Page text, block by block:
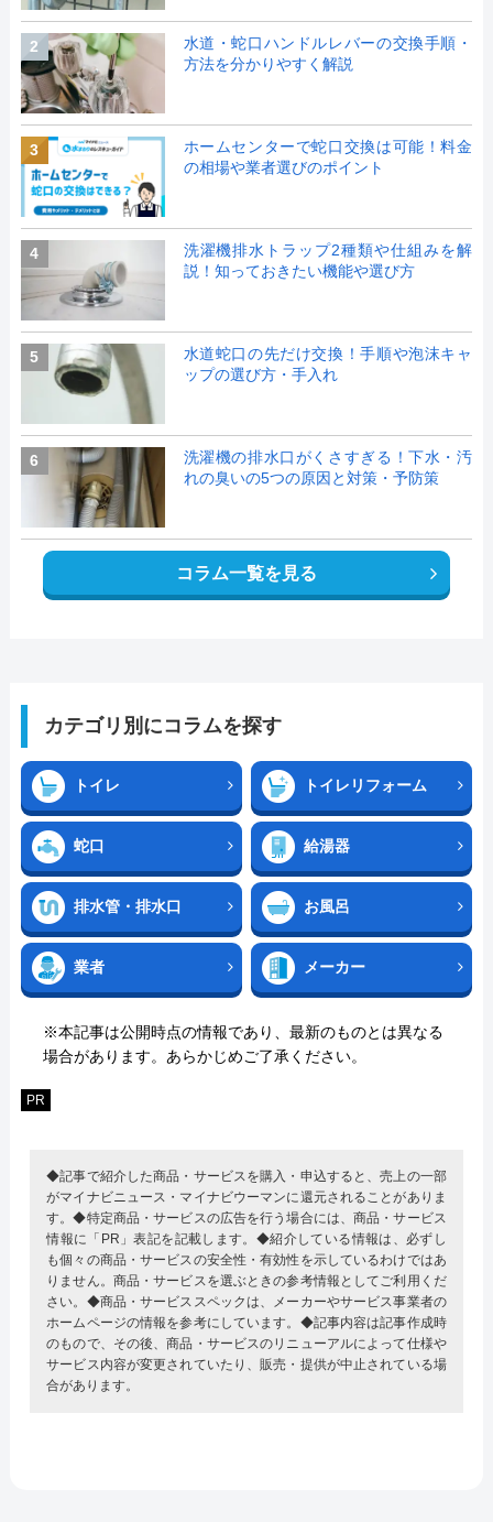
2
水道・蛇口ハンドルレバーの交換手順・
方法を分かりやすく解説
3
ホームセンターで蛇口交換は可能！料金
の相場や業者選びのポイント
4
洗濯機排水トラップ2種類や仕組みを解
説！知っておきたい機能や選び方
5
水道蛇口の先だけ交換！手順や泡沫キャ
ップの選び方・手入れ
6
洗濯機の排水口がくさすぎる！下水・汚
れの臭いの5つの原因と対策・予防策
コラム一覧を見る
カテゴリ別にコラムを探す
トイレ トイレリフォーム
蛇口 給湯器
排水管・排水口 お風呂
業者 メーカー
※本記事は公開時点の情報であり、最新のものとは異なる
場合があります。あらかじめご了承ください。
PR
◆記事で紹介した商品・サービスを購入・申込すると、売上の一部
がマイナビニュース・マイナビウーマンに還元されることがありま
す。◆特定商品・サービスの広告を行う場合には、商品・サービス
情報に「PR」表記を記載します。◆紹介している情報は、必ずし
も個々の商品・サービスの安全性・有効性を示しているわけではあ
りません。商品・サービスを選ぶときの参考情報としてご利用くだ
さい。◆商品・サービススペックは、メーカーやサービス事業者の
ホームページの情報を参考にしています。◆記事内容は記事作成時
のもので、その後、商品・サービスのリニューアルによって仕様や
サービス内容が変更されていたり、販売・提供が中止されている場
合があります。